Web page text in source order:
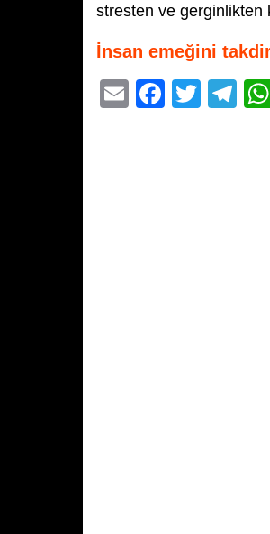
stresten ve gerginlikten
İnsan emeğini
E
F
T
T